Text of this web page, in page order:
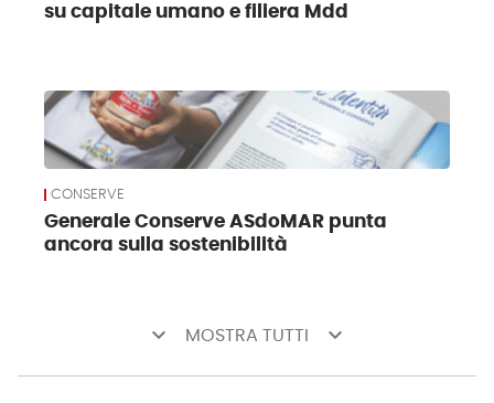
su capitale umano e filiera Mdd
CONSERVE
Generale Conserve ASdoMAR punta
ancora sulla sostenibilità
keyboard_arrow_down MOSTRA TUTTI keyboard_arrow_down